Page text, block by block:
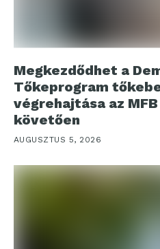
Megkezdődhet a
Tőkeprogram
végrehajtása az
követően
AUGUSZTUS 5, 2026